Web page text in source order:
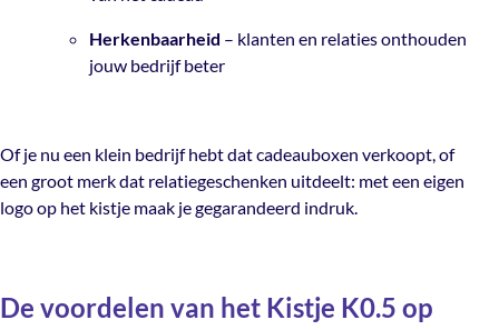
Herkenbaarheid – klanten en relaties onthouden
jouw bedrijf beter
Of je nu een klein bedrijf hebt dat cadeauboxen verkoopt, of
een groot merk dat relatiegeschenken uitdeelt: met een eigen
logo op het kistje maak je gegarandeerd indruk.
De voordelen van het Kistje K0.5 op